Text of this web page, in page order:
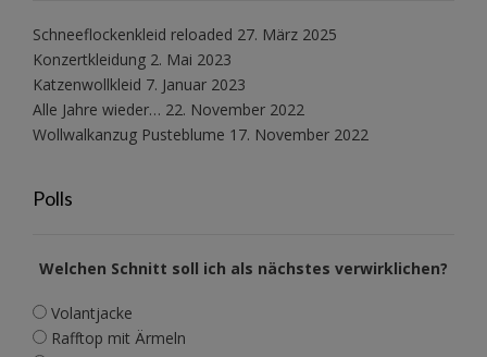
Schneeflockenkleid reloaded 27. März 2025
Konzertkleidung 2. Mai 2023
Katzenwollkleid 7. Januar 2023
Alle Jahre wieder… 22. November 2022
Wollwalkanzug Pusteblume 17. November 2022
Polls
Welchen Schnitt soll ich als nächstes verwirklichen?
Volantjacke
Rafftop mit Ärmeln